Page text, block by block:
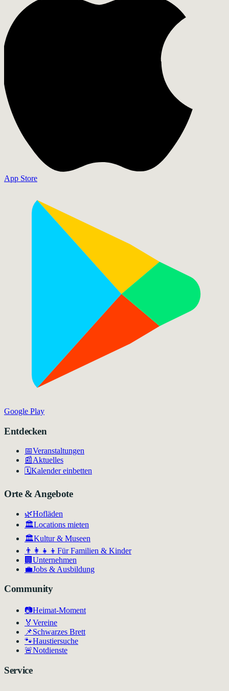
App Store
Google Play
Entdecken
📅Veranstaltungen
📰Aktuelles
🗓️Kalender einbetten
Orte & Angebote
🌿Hofläden
🏛️Locations mieten
🏛Kultur & Museen
👨‍👩‍👧‍👦 Für Familien & Kinder
🏢 Unternehmen
💼Jobs & Ausbildung
Community
📷Heimat-Moment
🏅 Vereine
📌Schwarzes Brett
🐾Haustiersuche
🚨Notdienste
Service